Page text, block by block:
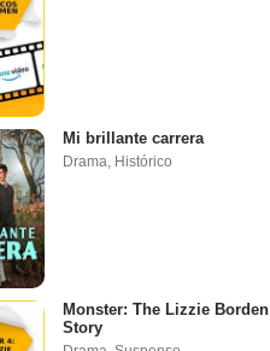
Mi brillante carrera
Drama Histórico
Monster: The Lizzie Borden
Story